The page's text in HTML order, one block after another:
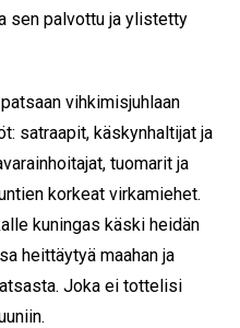
sen palvottu ja ylistetty
vihkimisjuhlaan
satraapit, käskynhaltijat ja
tuomarit ja
korkeat virkamiehet.
kuningas käski heidän
heittäytyä maahan ja
Joka ei tottelisi